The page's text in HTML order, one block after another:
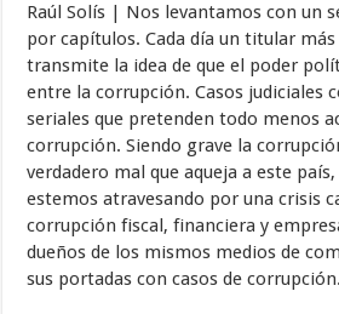
Raúl Solís | Nos levantamos con un
por capítulos. Cada día un titular más
transmite la idea de que el poder
entre la corrupción. Casos judiciales
seriales que pretenden todo menos
corrupción. Siendo grave la
verdadero mal que aqueja a este
estemos atravesando por una crisis
corrupción fiscal, financiera y
dueños de los mismos medios de
sus portadas con casos de corrupción.